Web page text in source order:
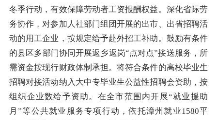
冬季行动，有效保障劳动者工资报酬权益。深化省际劳
务协作，对参加人社部门组团开展的出市、出省招聘活
动的用工企业，按规定给予赴外招工补助。鼓励有条件
的县区多部门协同开展返乡返岗“点对点”接送服务，所
需资金按现行财政体制承担。将符合条件的高校毕业生
招聘对接活动纳入大中专毕业生公益性招聘会资助，按
组织企业数给予资助。在全市范围内开展“就业援助
月”等公共就业服务专项行动，依托漳州就业1580平